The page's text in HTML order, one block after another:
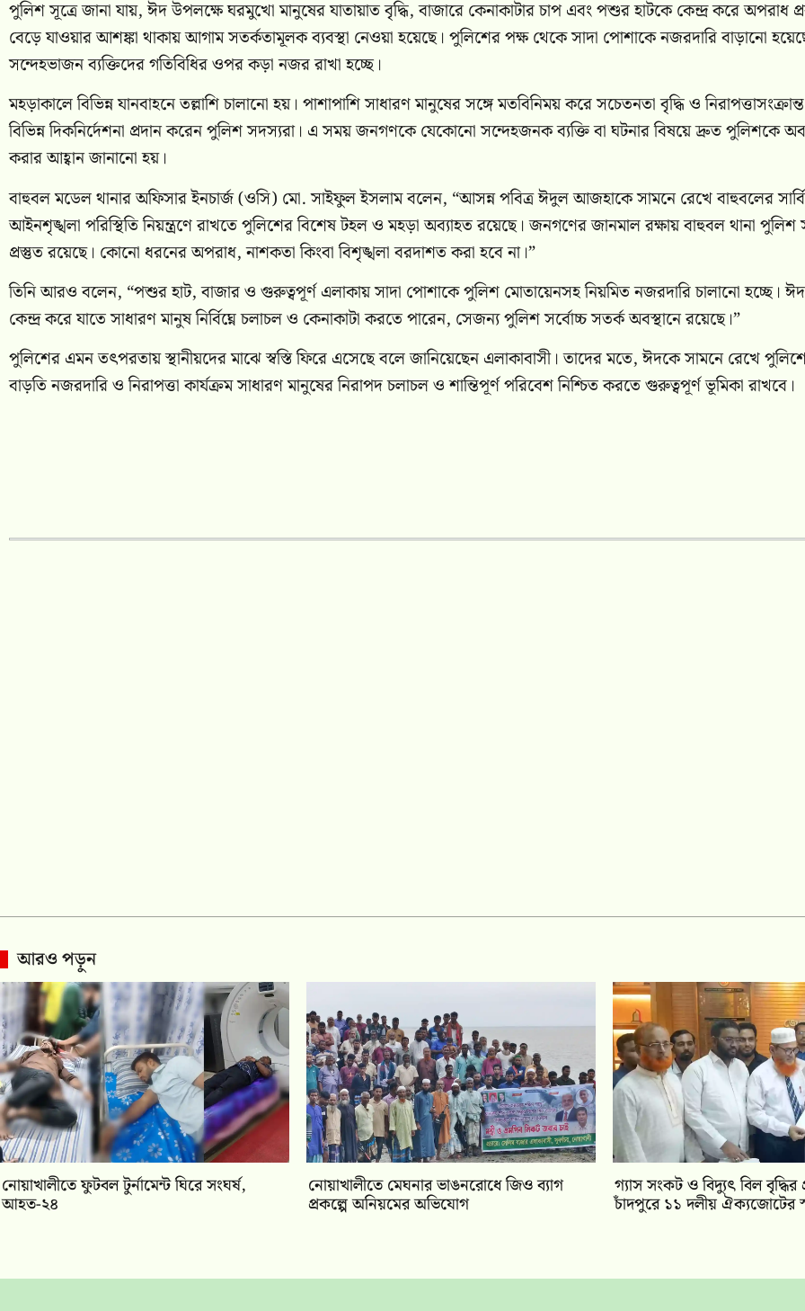
পুলিশ সূত্রে জানা যায়, ঈদ উপলক্ষে ঘরমুখো মানুষের যাতায়াত বৃদ্ধি, বাজারে কেনাকাটার চাপ এবং পশুর হাটকে কেন্দ্র করে অপরাধ
বেড়ে যাওয়ার আশঙ্কা থাকায় আগাম সতর্কতামূলক ব্যবস্থা নেওয়া হয়েছে। পুলিশের পক্ষ থেকে সাদা পোশাকে নজরদারি বাড়ানো
সন্দেহভাজন ব্যক্তিদের গতিবিধির ওপর কড়া নজর রাখা হচ্ছে।
মহড়াকালে বিভিন্ন যানবাহনে তল্লাশি চালানো হয়। পাশাপাশি সাধারণ মানুষের সঙ্গে মতবিনিময় করে সচেতনতা বৃদ্ধি ও নিরাপত্তাসংক্রান্ত
বিভিন্ন দিকনির্দেশনা প্রদান করেন পুলিশ সদস্যরা। এ সময় জনগণকে যেকোনো সন্দেহজনক ব্যক্তি বা ঘটনার বিষয়ে দ্রুত পুলিশকে
করার আহ্বান জানানো হয়।
বাহুবল মডেল থানার অফিসার ইনচার্জ (ওসি) মো. সাইফুল ইসলাম বলেন, “আসন্ন পবিত্র ঈদুল আজহাকে সামনে রেখে বাহুবলের
আইনশৃঙ্খলা পরিস্থিতি নিয়ন্ত্রণে রাখতে পুলিশের বিশেষ টহল ও মহড়া অব্যাহত রয়েছে। জনগণের জানমাল রক্ষায় বাহুবল থানা পুলিশ
প্রস্তুত রয়েছে। কোনো ধরনের অপরাধ, নাশকতা কিংবা বিশৃঙ্খলা বরদাশত করা হবে না।”
তিনি আরও বলেন, “পশুর হাট, বাজার ও গুরুত্বপূর্ণ এলাকায় সাদা পোশাকে পুলিশ মোতায়েনসহ নিয়মিত নজরদারি চালানো হচ্ছে।
কেন্দ্র করে যাতে সাধারণ মানুষ নির্বিঘ্নে চলাচল ও কেনাকাটা করতে পারেন, সেজন্য পুলিশ সর্বোচ্চ সতর্ক অবস্থানে রয়েছে।”
পুলিশের এমন তৎপরতায় স্থানীয়দের মাঝে স্বস্তি ফিরে এসেছে বলে জানিয়েছেন এলাকাবাসী। তাদের মতে, ঈদকে সামনে রেখে
বাড়তি নজরদারি ও নিরাপত্তা কার্যক্রম সাধারণ মানুষের নিরাপদ চলাচল ও শান্তিপূর্ণ পরিবেশ নিশ্চিত করতে গুরুত্বপূর্ণ ভূমিকা রাখবে।
আরও পড়ুন
নোয়াখালীতে ফুটবল টুর্নামেন্ট ঘিরে সংঘর্ষ,
আহত-২৪
নোয়াখালীতে মেঘনার ভাঙনরোধে জিও ব্যাগ
প্রকল্পে অনিয়মের অভিযোগ
গ্যাস সংকট ও বিদ্যুৎ বিল বৃদ্ধির
চাঁদপুরে ১১ দলীয় ঐক্যজোটের